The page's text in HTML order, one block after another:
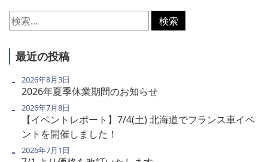
検
索:
最近の投稿
2026年夏季休業期間のお知らせ
2026年8月3日
【イベントレポート】7/4(土) 北海道でフランス車イベ
ントを開催しました！
2026年7月8日
2026年7月1日